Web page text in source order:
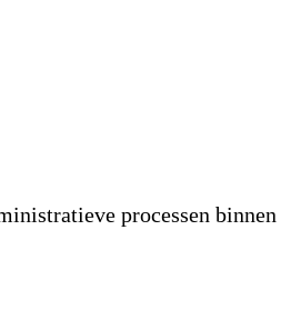
processen binnen